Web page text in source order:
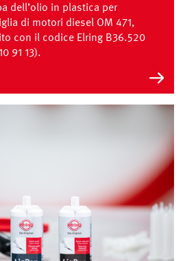
dell’olio in plastica per
di motori diesel OM 471,
con il codice Elring B36.520
91 13).